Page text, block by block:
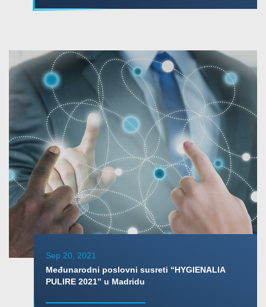
Sep 20, 2021
Međunarodni poslovni susreti “HYGIENALIA
PULIRE 2021” u Madridu